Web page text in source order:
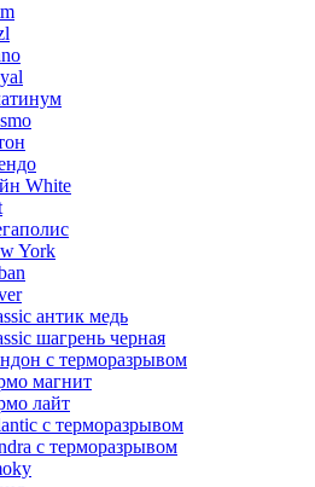
White
York
антик медь
шагрень черная
с терморазрывом
магнит
лайт
с терморазрывом
с терморазрывом